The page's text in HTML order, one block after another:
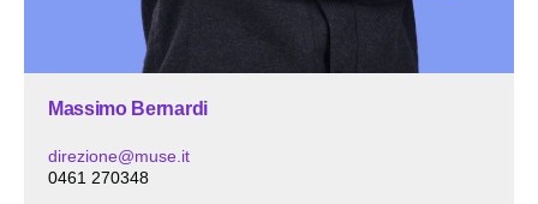
Massimo Bernardi
direzione@muse.it
0461 270348